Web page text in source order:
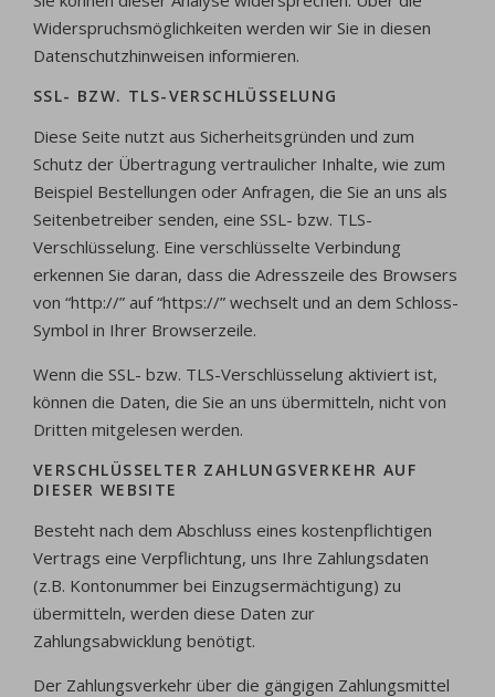
Widerspruchsmöglichkeiten werden wir Sie in diesen
Datenschutzhinweisen informieren.
SSL- BZW. TLS-VERSCHLÜSSELUNG
Diese Seite nutzt aus Sicherheitsgründen und zum
Schutz der Übertragung vertraulicher Inhalte, wie zum
Beispiel Bestellungen oder Anfragen, die Sie an uns als
Seitenbetreiber senden, eine SSL- bzw. TLS-
Verschlüsselung. Eine verschlüsselte Verbindung
erkennen Sie daran, dass die Adresszeile des Browsers
von “http://” auf “https://” wechselt und an dem Schloss-
Symbol in Ihrer Browserzeile.
Wenn die SSL- bzw. TLS-Verschlüsselung aktiviert ist,
können die Daten, die Sie an uns übermitteln, nicht von
Dritten mitgelesen werden.
VERSCHLÜSSELTER ZAHLUNGSVERKEHR AUF
DIESER WEBSITE
Besteht nach dem Abschluss eines kostenpflichtigen
Vertrags eine Verpflichtung, uns Ihre Zahlungsdaten
(z.B. Kontonummer bei Einzugsermächtigung) zu
übermitteln, werden diese Daten zur
Zahlungsabwicklung benötigt.
Der Zahlungsverkehr über die gängigen Zahlungsmittel